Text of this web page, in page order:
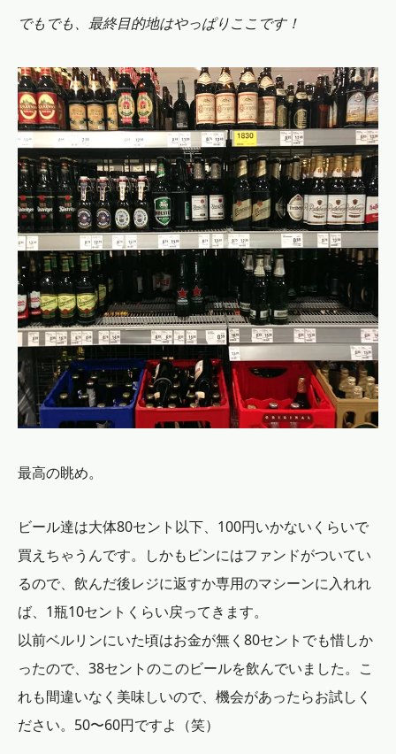
でもでも、最終目的地はやっぱりここです！
最高の眺め。
ビール達は大体80セント以下、100円いかないくらいで
買えちゃうんです。しかもビンにはファンドがついてい
るので、飲んだ後レジに返すか専用のマシーンに入れれ
ば、1瓶10セントくらい戻ってきます。
以前ベルリンにいた頃はお金が無く80セントでも惜しか
ったので、38セントのこのビールを飲んでいました。こ
れも間違いなく美味しいので、機会があったらお試しく
ださい。50〜60円ですよ（笑）